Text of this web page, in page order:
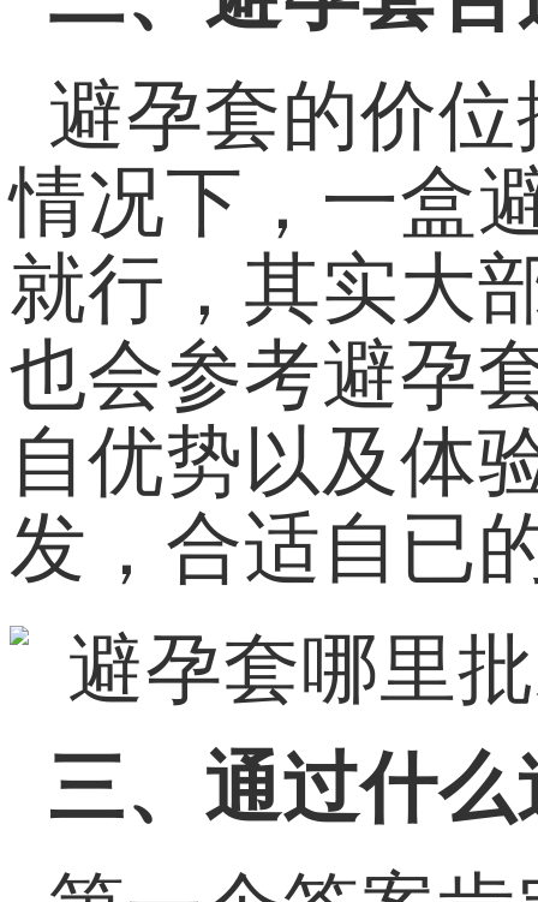
避孕套的价
情况下，一盒
就行，其实大
也会参考避孕
自优势以及体
发，合适自已
三、通过什